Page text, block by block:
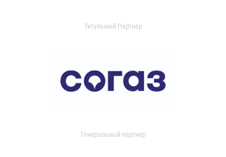
Титульный Партнер
Генеральный партнер